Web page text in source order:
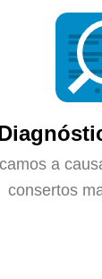
a
consertos